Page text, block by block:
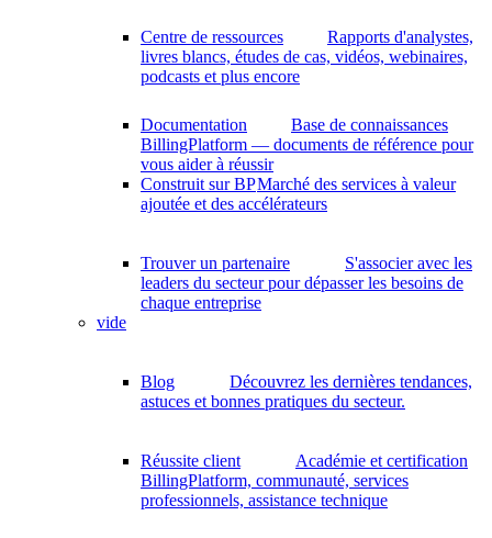
Centre de ressources
Rapports d'analystes,
livres blancs, études de cas, vidéos, webinaires,
podcasts et plus encore
Documentation
Base de connaissances
BillingPlatform — documents de référence pour
vous aider à réussir
Construit sur BPMarché des services à valeur
ajoutée et des accélérateurs
Trouver un partenaire
S'associer avec les
leaders du secteur pour dépasser les besoins de
chaque entreprise
vide
Blog
Découvrez les dernières tendances,
astuces et bonnes pratiques du secteur.
Réussite client
Académie et certification
BillingPlatform, communauté, services
professionnels, assistance technique